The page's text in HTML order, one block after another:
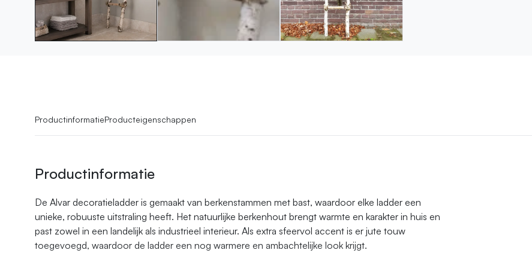
ProductinformatieProducteigenschappen
Productinformatie
De Alvar decoratieladder is gemaakt van berkenstammen met bast, waardoor elke ladder een
unieke, robuuste uitstraling heeft. Het natuurlijke berkenhout brengt warmte en karakter in huis en
past zowel in een landelijk als industrieel interieur. Als extra sfeervol accent is er jute touw
toegevoegd, waardoor de ladder een nog warmere en ambachtelijke look krijgt.